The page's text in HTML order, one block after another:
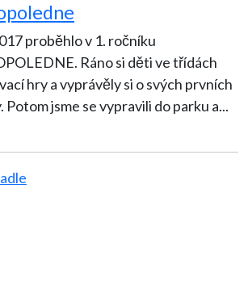
proběhlo v 1. ročníku
si děti ve třídách
hry a vyprávěly si o svých prvních
Potom jsme se vypravili do parku a...